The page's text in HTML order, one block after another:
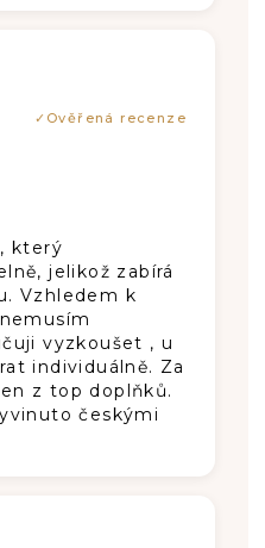
který
jelikož zabírá
Vzhledem k
vyzkoušet , u
individuálně. Za
z top doplňků.
českými